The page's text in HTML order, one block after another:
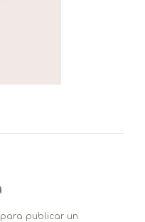
para publicar un